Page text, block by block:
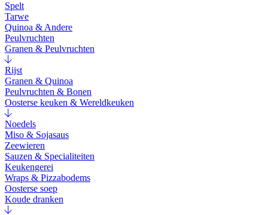
Spelt
Tarwe
Quinoa & Andere
Peulvruchten
Granen & Peulvruchten
Rijst
Granen & Quinoa
Peulvruchten & Bonen
Oosterse keuken & Wereldkeuken
Noedels
Miso & Sojasaus
Zeewieren
Sauzen & Specialiteiten
Keukengerei
Wraps & Pizzabodems
Oosterse soep
Koude dranken